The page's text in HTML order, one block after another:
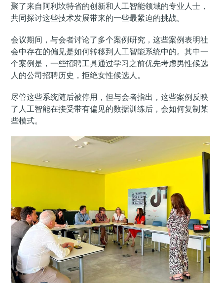
聚了来自阿利坎特省的创新和人工智能领域的专业人士，
共同探讨这些技术发展带来的一些最紧迫的挑战。
会议期间，与会者讨论了多个案例研究，这些案例表明社
会中存在的偏见是如何转移到人工智能系统中的。其中一
个案例是，一些招聘工具通过学习之前优先考虑男性候选
人的公司招聘历史，拒绝女性候选人。
尽管这些系统随后被停用，但与会者指出，这些案例反映
了人工智能在接受带有偏见的数据训练后，会如何复制某
些模式。